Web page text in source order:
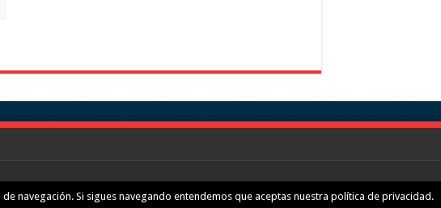
navegación. Si sigues navegando entendemos que aceptas nuestra política de privacidad.